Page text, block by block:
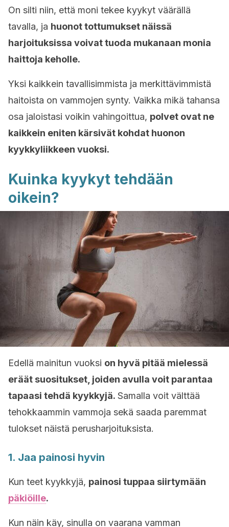
On silti niin, että moni tekee kyykyt väärällä
tavalla, ja huonot tottumukset näissä
harjoituksissa voivat tuoda mukanaan monia
haittoja keholle.
Yksi kaikkein tavallisimmista ja merkittävimmistä
haitoista on vammojen synty. Vaikka mikä tahansa
osa jaloistasi voikin vahingoittua, polvet ovat ne
kaikkein eniten kärsivät kohdat huonon
kyykkyliikkeen vuoksi.
Kuinka kyykyt tehdään
oikein?
Edellä mainitun vuoksi on hyvä pitää mielessä
eräät suositukset, joiden avulla voit parantaa
tapaasi tehdä kyykkyjä. Samalla voit välttää
tehokkaammin vammoja sekä saada paremmat
tulokset näistä perusharjoituksista.
1. Jaa painosi hyvin
Kun teet kyykkyjä, painosi tuppaa siirtymään
päkiöille.
Kun näin käy, sinulla on vaarana vamman